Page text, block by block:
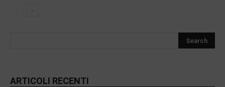
ARTICOLI RECENTI